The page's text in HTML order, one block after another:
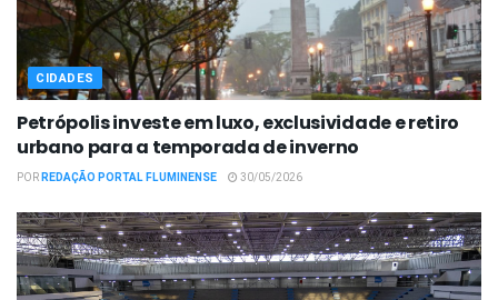
CIDADES
Petrópolis investe em luxo, exclusividade e retiro
urbano para a temporada de inverno
PORREDAÇÃO PORTAL FLUMINENSE 30/05/2026